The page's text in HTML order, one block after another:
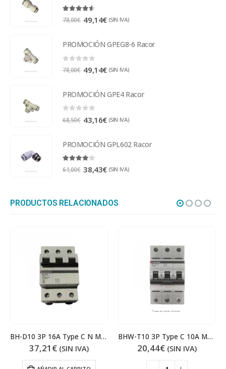
4.50out of 5
78,00€ 49,14€ (SIN IVA)
PROMOCIÓN GPEG8-6 Racor
78,00€ 49,14€ (SIN IVA)
PROMOCIÓN GPE4 Racor
68,50€ 43,16€ (SIN IVA)
PROMOCIÓN GPL602 Racor
4.00out of 5
61,00€ 38,43€ (SIN IVA)
PRODUCTOS RELACIONADOS
BH-D10 3P 16A Type C N Magnetotérmico
37,21 € (SIN IVA)
BHW-T10 3P Type C 10A Magnetotérmico
20,44€ (SIN IVA)